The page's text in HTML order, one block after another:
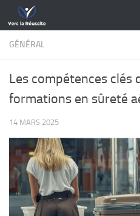
Skip to content
GÉNÉRAL
Les compétences clés
formations en sûreté
14 MARS 2025